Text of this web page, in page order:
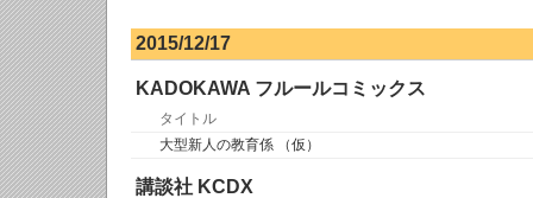
2015/12/17
KADOKAWA フルールコミックス
タイトル
大型新人の教育係 （仮）
講談社 KCDX